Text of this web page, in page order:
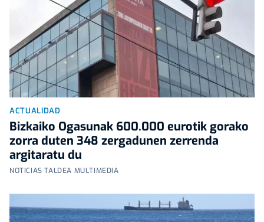
ACTUALIDAD
Bizkaiko Ogasunak 600.000 eurotik gorako
zorra duten 348 zergadunen zerrenda
argitaratu du
NOTICIAS TALDEA MULTIMEDIA